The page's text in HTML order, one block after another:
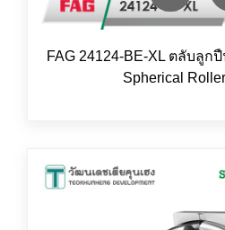
FAG 24124-BE-XL ตลับลูก
Spherical